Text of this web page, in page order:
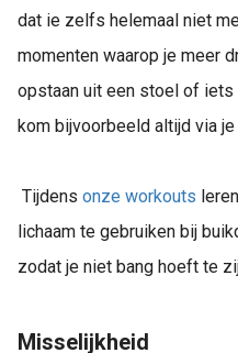
dat ie zelfs helemaal niet
momenten waarop je meer
opstaan uit een stoel of
kom bijvoorbeeld altijd via
Tijdens onze workouts
lichaam te gebruiken bij
zodat je niet bang hoeft te
Misselijkheid